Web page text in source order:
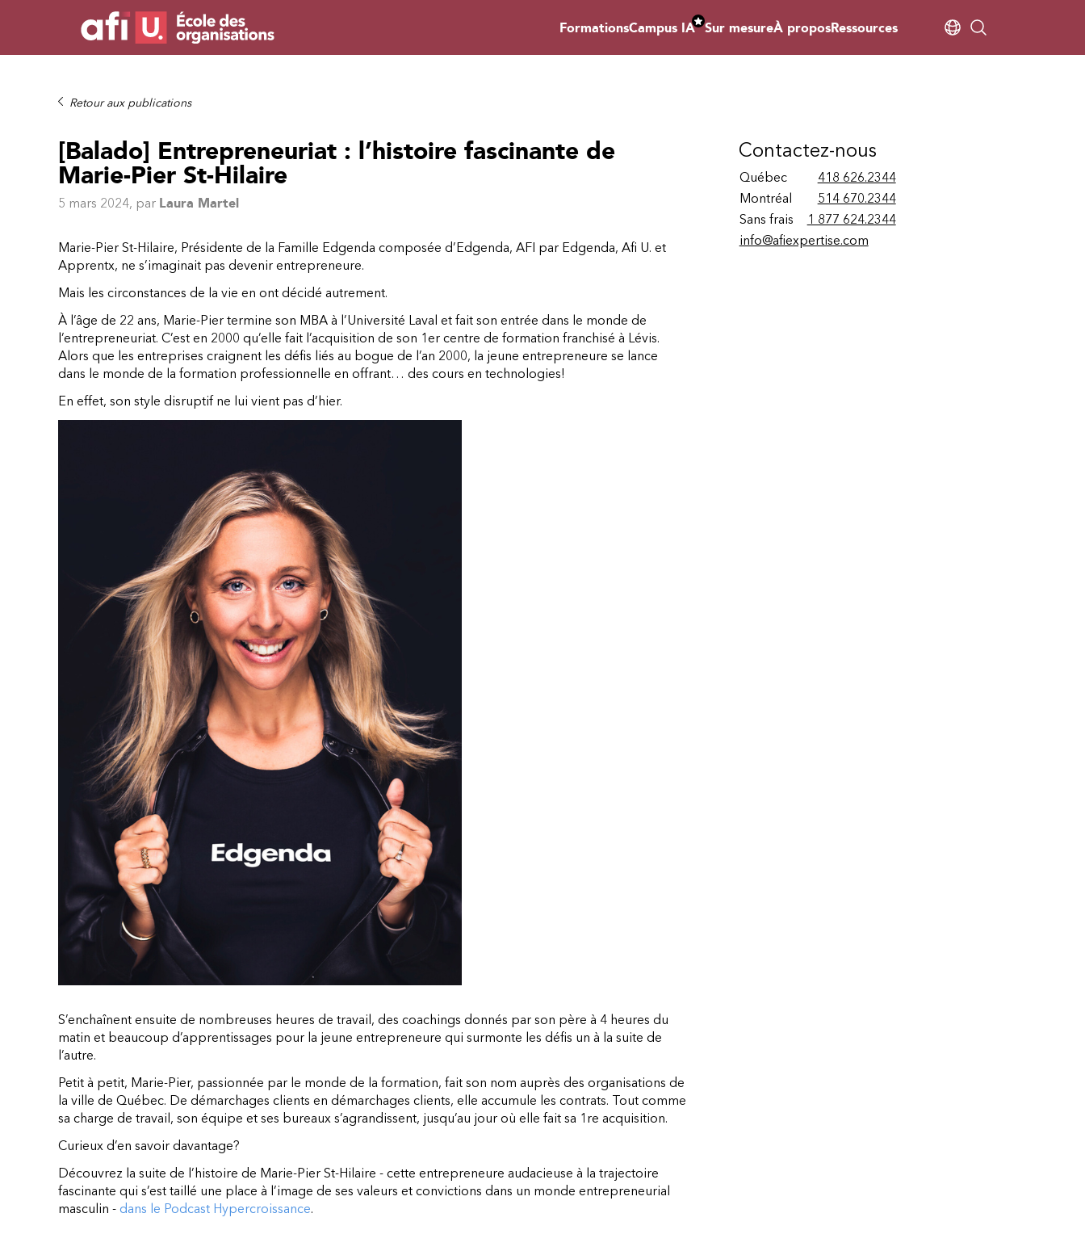
FormationsCampus IA Sur mesureÀ proposRessources
Retour aux publications
[Balado] Entrepreneuriat : l’histoire fascinante de
Marie-Pier St-Hilaire
5 mars 2024, par Laura Martel
Marie-Pier St-Hilaire, Présidente de la Famille Edgenda composée d’Edgenda, AFI par Edgenda, Afi U. et
Apprentx, ne s’imaginait pas devenir entrepreneure.
Mais les circonstances de la vie en ont décidé autrement.
À l’âge de 22 ans, Marie-Pier termine son MBA à l’Université Laval et fait son entrée dans le monde de
l’entrepreneuriat. C’est en 2000 qu’elle fait l’acquisition de son 1er centre de formation franchisé à Lévis.
Alors que les entreprises craignent les défis liés au bogue de l’an 2000, la jeune entrepreneure se lance
dans le monde de la formation professionnelle en offrant… des cours en technologies!
En effet, son style disruptif ne lui vient pas d’hier.
S’enchaînent ensuite de nombreuses heures de travail, des coachings donnés par son père à 4 heures du
matin et beaucoup d’apprentissages pour la jeune entrepreneure qui surmonte les défis un à la suite de
l’autre.
Petit à petit, Marie-Pier, passionnée par le monde de la formation, fait son nom auprès des organisations de
la ville de Québec. De démarchages clients en démarchages clients, elle accumule les contrats. Tout comme
sa charge de travail, son équipe et ses bureaux s’agrandissent, jusqu’au jour où elle fait sa 1re acquisition.
Curieux d’en savoir davantage?
Découvrez la suite de l’histoire de Marie-Pier St-Hilaire - cette entrepreneure audacieuse à la trajectoire
fascinante qui s’est taillé une place à l’image de ses valeurs et convictions dans un monde entrepreneurial
masculin - dans le Podcast Hypercroissance.
Contactez-nous
Québec
418 626.2344
Montréal
514 670.2344
Sans frais
1 877 624.2344
info@afiexpertise.com